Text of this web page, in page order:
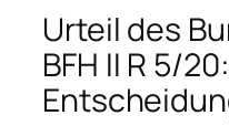
Urteil des
BFH II R 5/